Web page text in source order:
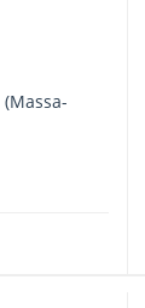
(Massa-